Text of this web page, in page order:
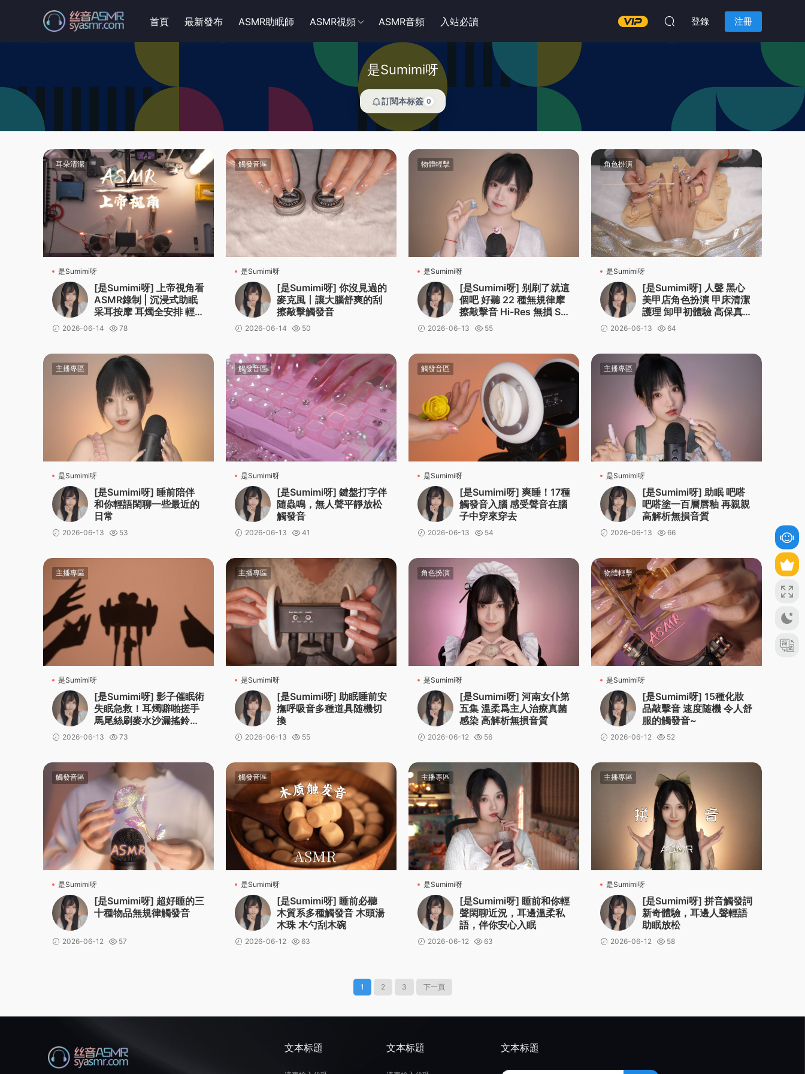
首頁 最新發布 ASMR助眠師 ASMR視頻 ASMR音頻 入站必讀 登錄 注冊
是Sumimi呀
訂閱本标簽 0
耳朵清潔
是Sumimi呀
[是Sumimi呀] 上帝視角看
ASMR錄制 | 沉浸式助眠
采耳按摩 耳燭全安排 輕語
治愈感拉滿
2026-06-14 78
觸發音區
是Sumimi呀
[是Sumimi呀] 你沒見過的
麥克風丨讓大腦舒爽的刮
擦敲擊觸發音
2026-06-14 50
物體輕擊
是Sumimi呀
[是Sumimi呀] 别刷了就這
個吧 好聽 22 種無規律摩
擦敲擊音 Hi-Res 無損 Su
mimi
2026-06-13 55
角色扮演
是Sumimi呀
[是Sumimi呀] 人聲 黑心
美甲店角色扮演 甲床清潔
護理 卸甲初體驗 高保真無
損 Sumimi
2026-06-13 64
主播專區
是Sumimi呀
[是Sumimi呀] 睡前陪伴
和你輕語閑聊一些最近的
日常
2026-06-13 53
觸發音區
是Sumimi呀
[是Sumimi呀] 鍵盤打字伴
随蟲鳴，無人聲平靜放松
觸發音
2026-06-13 41
觸發音區
是Sumimi呀
[是Sumimi呀] 爽睡！17種
觸發音入腦 感受聲音在腦
子中穿來穿去
2026-06-13 54
主播專區
是Sumimi呀
[是Sumimi呀] 助眠 吧嗒
吧嗒塗一百層唇釉 再親親
高解析無損音質
2026-06-13 66
主播專區
是Sumimi呀
[是Sumimi呀] 影子催眠術
失眠急救！耳燭噼啪搓手
馬尾絲刷麥水沙漏搖鈴鵝
毛棒
2026-06-13 73
主播專區
是Sumimi呀
[是Sumimi呀] 助眠睡前安
撫呼吸音多種道具随機切
換
2026-06-13 55
角色扮演
是Sumimi呀
[是Sumimi呀] 河南女仆第
五集 溫柔爲主人治療真菌
感染 高解析無損音質
2026-06-12 56
物體輕擊
是Sumimi呀
[是Sumimi呀] 15種化妝
品敲擊音 速度随機 令人舒
服的觸發音~
2026-06-12 52
觸發音區
是Sumimi呀
[是Sumimi呀] 超好睡的三
十種物品無規律觸發音
2026-06-12 57
觸發音區
是Sumimi呀
[是Sumimi呀] 睡前必聽
木質系多種觸發音 木頭湯
木珠 木勺刮木碗
2026-06-12 63
主播專區
是Sumimi呀
[是Sumimi呀] 睡前和你輕
聲閑聊近況，耳邊溫柔私
語，伴你安心入眠
2026-06-12 63
主播專區
是Sumimi呀
[是Sumimi呀] 拼音觸發詞
新奇體驗，耳邊人聲輕語
助眠放松
2026-06-12 58
1 2 3 下一頁
文本标題 文本标題 文本标題